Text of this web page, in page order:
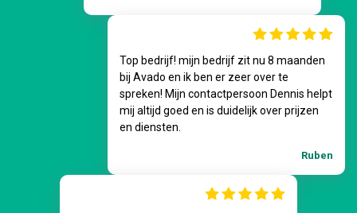
Top bedrijf! mijn bedrijf zit nu 8 maanden
bij Avado en ik ben er zeer over te
spreken! Mijn contactpersoon Dennis helpt
mij altijd goed en is duidelijk over prijzen
en diensten.
Ruben